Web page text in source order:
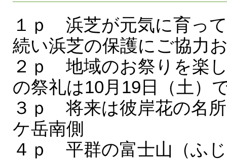
１ｐ 浜芝が元気に育っ
続い浜芝の保護にご協力
２ｐ 地域のお祭りを
の祭礼は10月19日（土）
３ｐ 将来は彼岸花の
ケ岳南側
４ｐ 平群の富士山（ふ